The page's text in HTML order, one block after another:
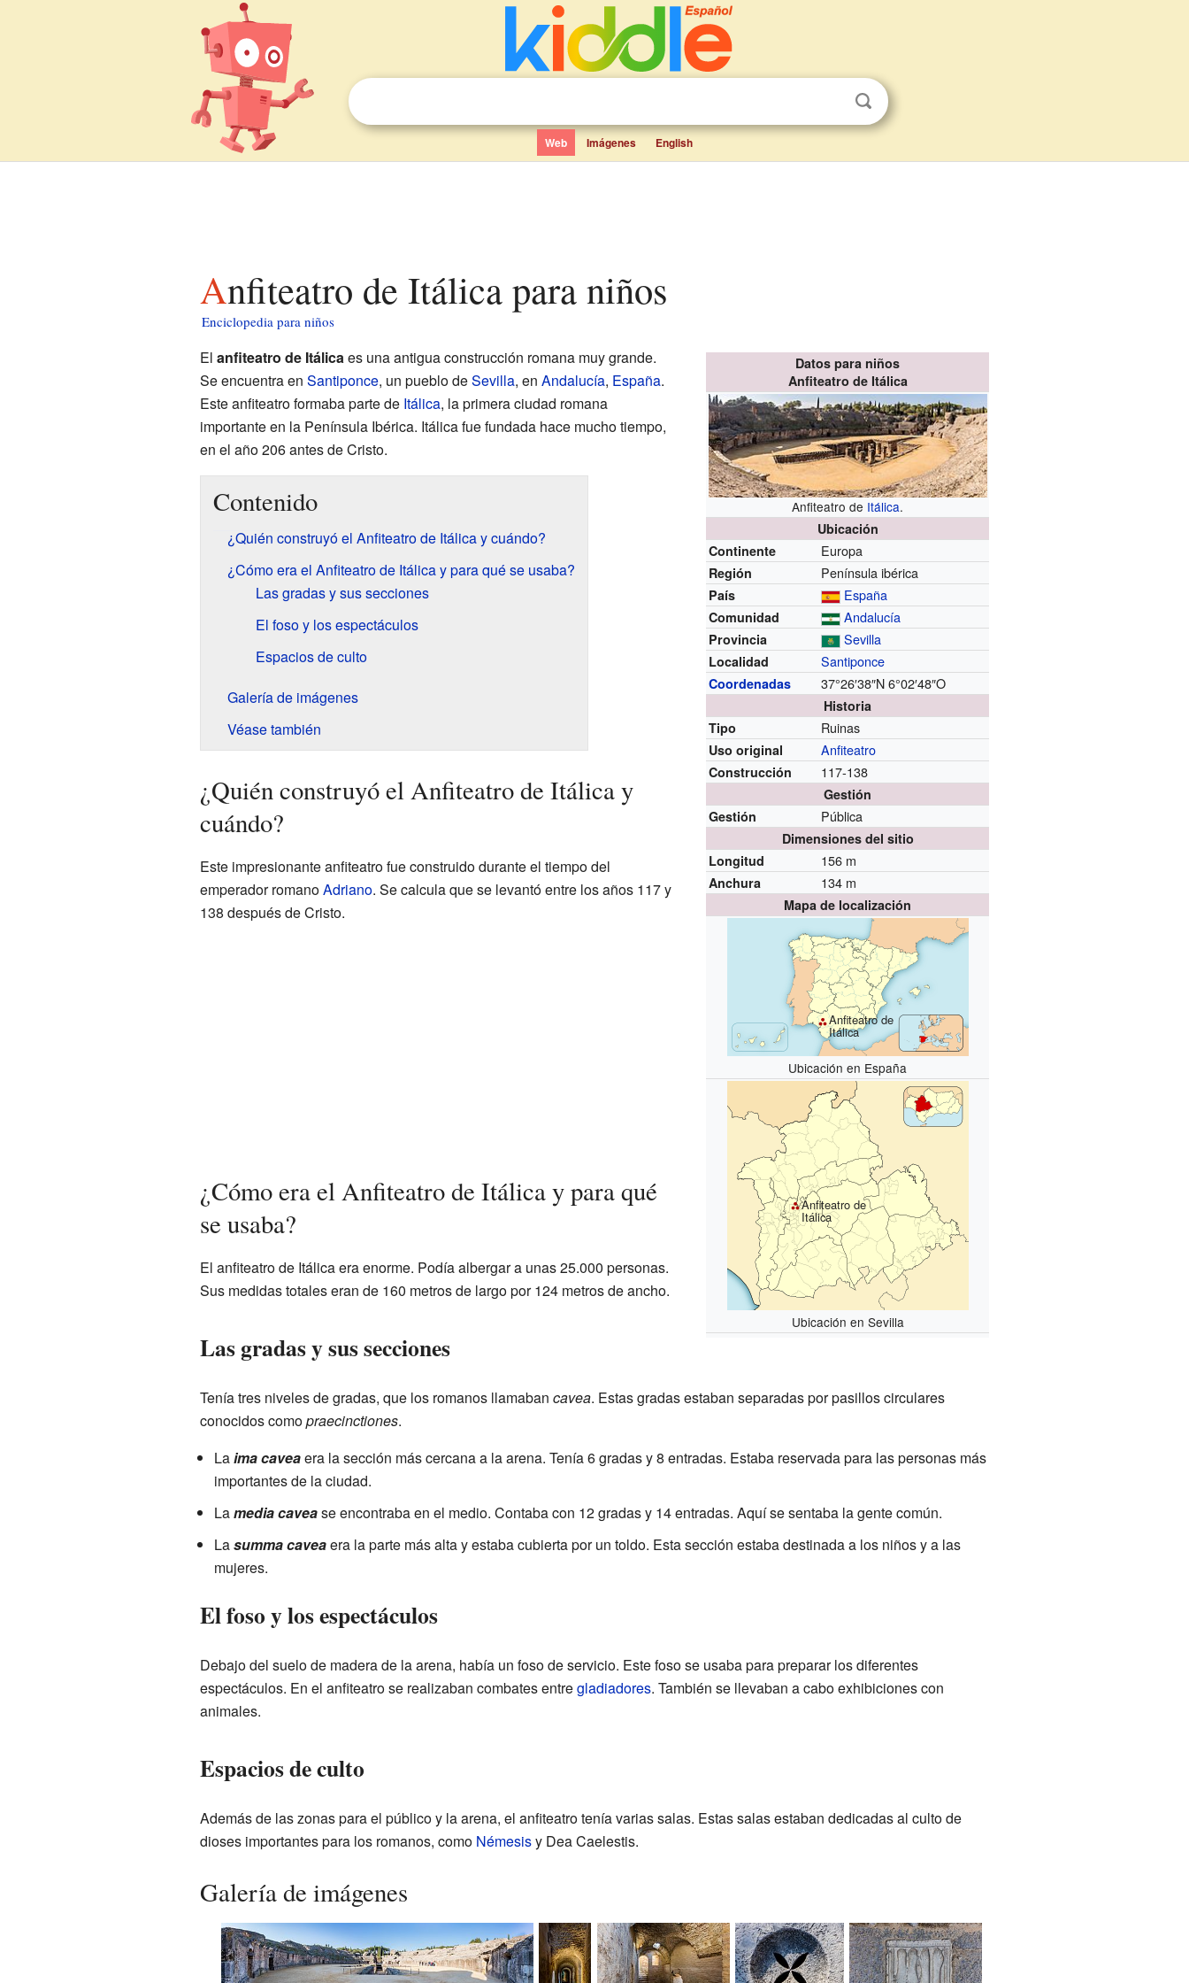
Web Imágenes English
Anfiteatro de Itálica para niños
Enciclopedia para niños
Datos para niños
Anfiteatro de Itálica
Anfiteatro de Itálica.
Ubicación
Continente
Europa
Región Península ibérica
País España
Comunidad Andalucía
Provincia Sevilla
Localidad Santiponce
Coordenadas 37°26′38″N 6°02′48″O
Historia
Tipo
Ruinas
Uso original Anfiteatro
Construcción 117-138
Gestión
Gestión
Pública
Dimensiones del sitio
Longitud
156 m
Anchura 134 m
Mapa de localización
Anfiteatro de
Itálica
Ubicación en España
Anfiteatro de
Itálica
Ubicación en Sevilla
El anfiteatro de Itálicaes una antigua construcción romana muy grande.
Se encuentra en Santiponce, un pueblo deSevilla, en Andalucía, España.
Este anfiteatro formaba parte de Itálica, la primera ciudad romana
importante en la Península Ibérica. Itálica fue fundada hace mucho tiempo,
en el año 206 antes de Cristo.
Contenido
¿Quién construyó el Anfiteatro de Itálica y cuándo?
¿Cómo era el Anfiteatro de Itálica y para qué se usaba?
Las gradas y sus secciones
El foso y los espectáculos
Espacios de culto
Galería de imágenes
Véase también
¿Quién construyó el Anfiteatro de Itálica y
cuándo?
Este impresionante anfiteatro fue construido durante el tiempo del
emperador romanoAdriano. Se calcula que se levantó entre los años 117 y
138 después de Cristo.
¿Cómo era el Anfiteatro de Itálica y para qué
se usaba?
El anfiteatro de Itálica era enorme. Podía albergar a unas 25.000 personas.
Sus medidas totales eran de 160 metros de largo por 124 metros de ancho.
Las gradas y sus secciones
Tenía tres niveles de gradas, que los romanos llamaban cavea. Estas gradas estaban separadas por pasillos circulares
conocidos comopraecinctiones.
Laima caveaera la sección más cercana a la arena. Tenía 6 gradas y 8 entradas. Estaba reservada para las personas más
importantes de la ciudad.
Lamedia cavease encontraba en el medio. Contaba con 12 gradas y 14 entradas. Aquí se sentaba la gente común.
Lasumma caveaera la parte más alta y estaba cubierta por un toldo. Esta sección estaba destinada a los niños y a las
mujeres.
El foso y los espectáculos
Debajo del suelo de madera de la arena, había un foso de servicio. Este foso se usaba para preparar los diferentes
espectáculos. En el anfiteatro se realizaban combates entregladiadores. También se llevaban a cabo exhibiciones con
animales.
Espacios de culto
Además de las zonas para el público y la arena, el anfiteatro tenía varias salas. Estas salas estaban dedicadas al culto de
dioses importantes para los romanos, como Némesisy Dea Caelestis.
Galería de imágenes